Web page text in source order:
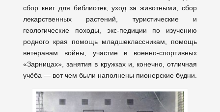
сбор книг для библиотек, уход за животными, сбор
лекарственных растений, туристические и
геологические походы, экс-педиции по изучению
родного края помощь младшеклассникам, помощь
ветеранам войны, участие в военно-спортивных
«Зарницах», занятия в кружках и, конечно, отличная
учёба — вот чем были наполнены пионерские будни.